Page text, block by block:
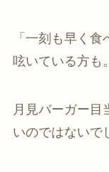
「一刻も早く
呟いている方も。
月見バーガー目
いのではないで